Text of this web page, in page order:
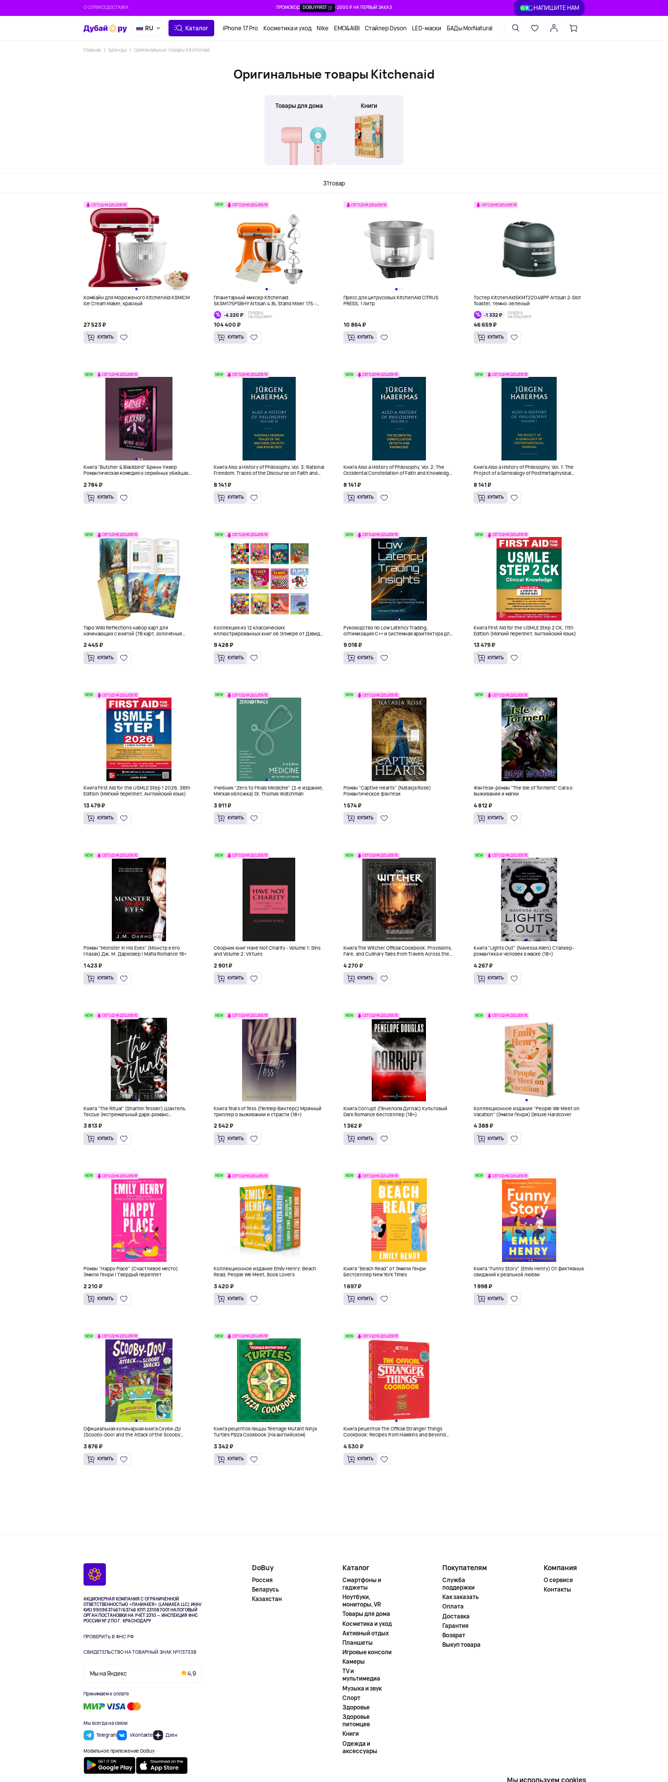
О СЕРВИСЕДОСТАВКА ПРОМОКОД DOBUYFIRST -2000 ₽ НА ПЕРВЫЙ ЗАКАЗ НАПИШИТЕ НАМ
RU Каталог iPhone 17 Pro Косметика и уход Nike EMO&AIBI Стайлер Dyson LED-маски БАДы MorNatural
Главная Бренды Оригинальные товары Kitchenaid
Оригинальные товары Kitchenaid
Товары для дома Книги
31товар
СЕГОДНЯ ДЕШЕВЛЕ
Комбайн для Мороженого KitchenAid KSMICM
Ice Cream Maker, красный
27 523 ₽
КУПИТЬ
NEW СЕГОДНЯ ДЕШЕВЛЕ
Планетарный миксер Kitchenaid
5KSM175PSBHY Artisan 4.8L Stand Mixer 175 -
Honey, оранжевый
-4 220 ₽
СКИДКА
НА ПОШЛИНУ
104 400 ₽
КУПИТЬ
СЕГОДНЯ ДЕШЕВЛЕ
Пресс для цитрусовых KitchenAid CITRUS
PRESS, 1 литр
10 864 ₽
КУПИТЬ
СЕГОДНЯ ДЕШЕВЛЕ
Тостер KitchenAid5KMT2204BPP Artisan 2-Slot
Toaster, темно-зеленый
-1 332 ₽
СКИДКА
НА ПОШЛИНУ
46 659 ₽
КУПИТЬ
NEW СЕГОДНЯ ДЕШЕВЛЕ
Книга "Butcher & Blackbird" Бринн Уивер
Романтическая комедия о серийных убийцах
2 784 ₽
КУПИТЬ
NEW СЕГОДНЯ ДЕШЕВЛЕ
Книга Also a History of Philosophy, Vol. 3: Rational
Freedom. Traces of the Discourse on Faith and
8 141 ₽
КУПИТЬ
NEW СЕГОДНЯ ДЕШЕВЛЕ
Книга Also a History of Philosophy, Vol. 2: The
Occidental Constellation of Faith and Knowledge
8 141 ₽
КУПИТЬ
NEW СЕГОДНЯ ДЕШЕВЛЕ
Книга Also a History of Philosophy, Vol. 1: The
Project of a Genealogy of Postmetaphysical
8 141 ₽
КУПИТЬ
NEW СЕГОДНЯ ДЕШЕВЛЕ
Таро Wild Reflections набор карт для
начинающих с книгой (78 карт, золочёные
2 445 ₽
КУПИТЬ
NEW СЕГОДНЯ ДЕШЕВЛЕ
Коллекция из 12 классических
иллюстрированных книг об Элмере от Дэвида
9 428 ₽
КУПИТЬ
NEW СЕГОДНЯ ДЕШЕВЛЕ
Руководство по Low Latency Trading,
оптимизация C++ и системная архитектура для
9 018 ₽
КУПИТЬ
NEW СЕГОДНЯ ДЕШЕВЛЕ
Книга First Aid for the USMLE Step 2 CK, 11th
Edition (Мягкий переплет, Английский язык)
13 479 ₽
КУПИТЬ
NEW СЕГОДНЯ ДЕШЕВЛЕ
Книга First Aid for the USMLE Step 1 2026, 36th
Edition (Мягкий переплет, Английский язык)
13 479 ₽
КУПИТЬ
NEW СЕГОДНЯ ДЕШЕВЛЕ
Учебник "Zero to Finals Medicine" (2-е издание,
Мягкая обложка) Dr. Thomas Watchman
3 911 ₽
КУПИТЬ
NEW СЕГОДНЯ ДЕШЕВЛЕ
Роман "Captive Hearts" (Natasja Rose)
Романтическое фэнтези
1 574 ₽
КУПИТЬ
NEW СЕГОДНЯ ДЕШЕВЛЕ
Фэнтези-роман "The Isle of Torment" Сага о
выживании и магии
4 812 ₽
КУПИТЬ
NEW СЕГОДНЯ ДЕШЕВЛЕ
Роман "Monster in His Eyes" (Монстр в его
глазах) Дж. М. Дарховер | Mafia Romance 18+
1 423 ₽
КУПИТЬ
NEW СЕГОДНЯ ДЕШЕВЛЕ
Сборник книг Have Not Charity - Volume 1: Sins
and Volume 2: Virtues
2 901 ₽
КУПИТЬ
NEW СЕГОДНЯ ДЕШЕВЛЕ
Книга The Witcher Official Cookbook: Provisions,
Fare, and Culinary Tales from Travels Across the
4 270 ₽
КУПИТЬ
NEW СЕГОДНЯ ДЕШЕВЛЕ
Книга "Lights Out" (Navessa Allen) Сталкер-
романтика и человек в маске (18+)
4 267 ₽
КУПИТЬ
NEW СЕГОДНЯ ДЕШЕВЛЕ
Книга "The Ritual" (Shantel Tessier) Шантель
Тессье Экстремальный дарк-романс
3 813 ₽
КУПИТЬ
NEW СЕГОДНЯ ДЕШЕВЛЕ
Книга Tears of Tess (Пеппер Винтерс) Мрачный
триллер о выживании и страсти (18+)
2 542 ₽
КУПИТЬ
NEW СЕГОДНЯ ДЕШЕВЛЕ
Книга Corrupt (Пенелопа Дуглас) Культовый
Dark Romance бестселлер (18+)
1 362 ₽
КУПИТЬ
NEW СЕГОДНЯ ДЕШЕВЛЕ
Коллекционное издание "People We Meet on
Vacation" (Эмили Генри) Deluxe Hardcover
4 388 ₽
КУПИТЬ
NEW СЕГОДНЯ ДЕШЕВЛЕ
Роман "Happy Place" (Счастливое место)
Эмили Генри | Твердый переплет
2 210 ₽
КУПИТЬ
NEW СЕГОДНЯ ДЕШЕВЛЕ
Коллекционное издание Emily Henry: Beach
Read, People We Meet, Book Lovers
3 420 ₽
КУПИТЬ
NEW СЕГОДНЯ ДЕШЕВЛЕ
Книга "Beach Read" от Эмили Генри
Бестселлер New York Times
1 697 ₽
КУПИТЬ
NEW СЕГОДНЯ ДЕШЕВЛЕ
Книга "Funny Story" (Emily Henry) От фиктивных
свиданий к реальной любви
1 998 ₽
КУПИТЬ
NEW СЕГОДНЯ ДЕШЕВЛЕ
Официальная кулинарная книга Скуби-Ду
(Scooby-Doo! and the Attack of the Scooby
3 876 ₽
КУПИТЬ
NEW СЕГОДНЯ ДЕШЕВЛЕ
Книга рецептов пиццы Teenage Mutant Ninja
Turtles Pizza Cookbook (На английском)
3 342 ₽
КУПИТЬ
NEW СЕГОДНЯ ДЕШЕВЛЕ
Книга рецептов The Official Stranger Things
Cookbook: Recipes from Hawkins and Beyond
4 530 ₽
КУПИТЬ
АКЦИОНЕРНАЯ КОМПАНИЯ С ОГРАНИЧЕННОЙ
ОТВЕТСТВЕННОСТЬЮ «ЛАНИАКЕЯ» (LANIAKEA LLC) ИНН/
КИО 9909637467/63746 КПП 231087001НАЛОГОВЫЙ
ОРГАН ПОСТАНОВКИ НА УЧЁТ 2310 — ИНСПЕКЦИЯ ФНС
РОССИИ № 2 ПО Г. КРАСНОДАРУ
ПРОВЕРИТЬ В ФНС РФ
СВИДЕТЕЛЬСТВО НА ТОВАРНЫЙ ЗНАК №1137338
Мы на Яндекс 4,9
Принимаем к оплате
Мы всегда на связи
Telegram
Vkontakte Дзен
Мобильное приложение DoBuy
DoBuy
Россия
Беларусь
Казахстан
Каталог
Смартфоны и
гаджеты
Ноутбуки,
мониторы, VR
Товары для дома
Косметика и уход
Активный отдых
Планшеты
Игровые консоли
Камеры
TV и
мультимедиа
Музыка и звук
Спорт
Здоровье
Здоровье
питомцев
Книги
Одежда и
аксессуары
Покупателям
Служба
поддержки
Как заказать
Оплата
Доставка
Гарантия
Возврат
Выкуп товара
Компания
О сервисе
Контакты
Мы используем cookies